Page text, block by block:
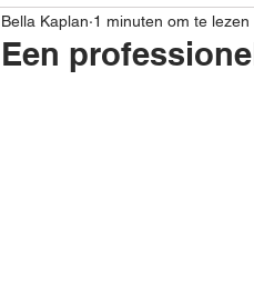
Een
Bella Kaplan 1 minuten om te lezen